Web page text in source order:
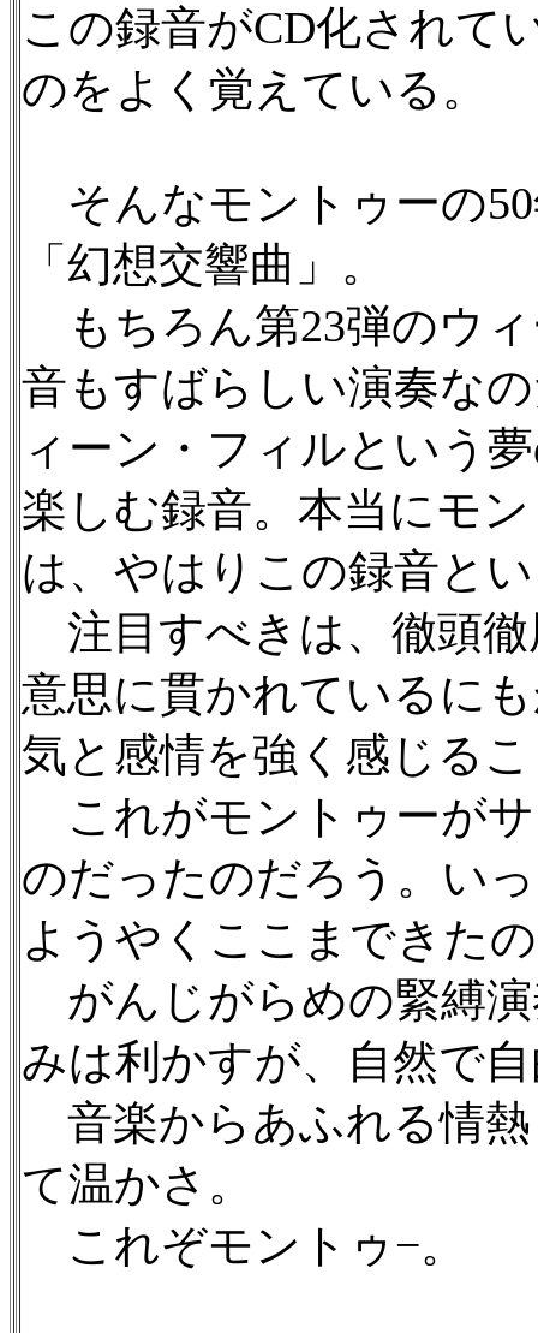
この録音がCD化されて
のをよく覚えている。
そんなモントゥーの
「幻想交響曲」。
もちろん第23弾のウ
音もすばらしい演奏な
ィーン・フィルという
楽しむ録音。本当にモ
は、やはりこの録音と
注目すべきは、徹頭
意思に貫かれているに
気と感情を強く感じる
これがモントゥーが
のだったのだろう。い
ようやくここまできた
がんじがらめの緊縛
みは利かすが、自然で
音楽からあふれる情
て温かさ。
これぞモントゥ−。